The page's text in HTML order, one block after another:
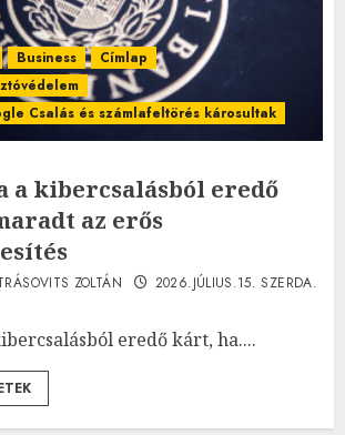
Business
Címlap
Csalás és számlafeltörés károsultak
a kibercsalásból eredő
az erős
ZOLTÁN
2026.JÚLIUS.15. SZERDA.
eredő kárt, ha....